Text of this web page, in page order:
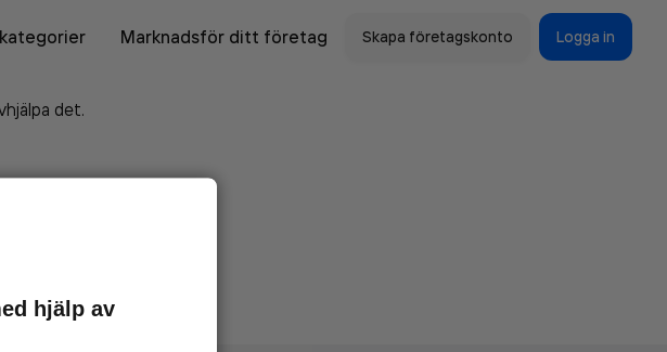
Marknadsför ditt företag Skapa företagskonto Logga in
det.
hjälp av